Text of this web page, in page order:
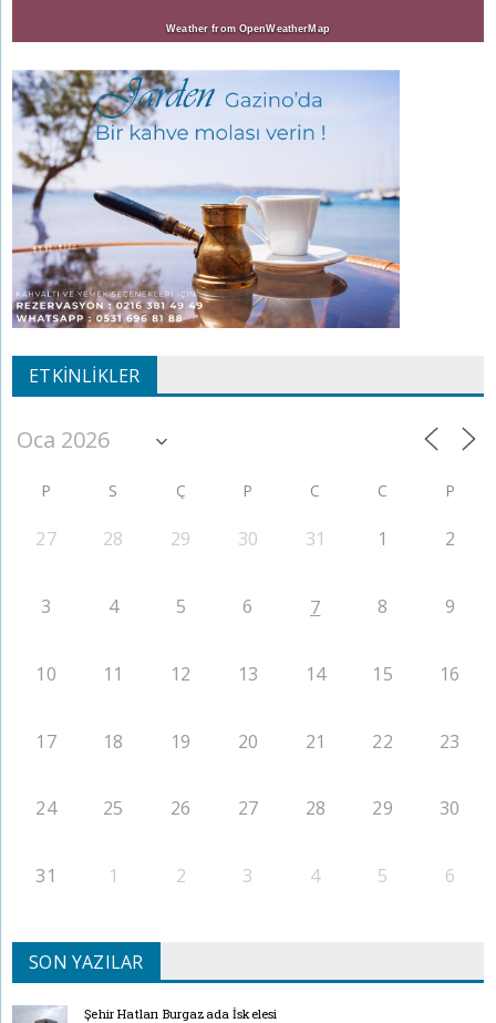
Weather from OpenWeatherMap
ETKINLIKLER
P S Ç P C C P
27 28 29 30 31 1 2
3 4 5 6 7 8 9
10 11 12 13 14 15 16
17 18 19 20 21 22 23
24 25 26 27 28 29 30
31 1 2 3 4 5 6
SON YAZILAR
Şehir Hatları Burgazada İskelesi